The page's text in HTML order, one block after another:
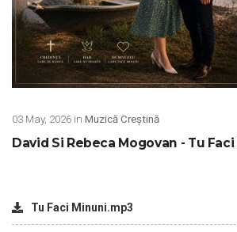
03 May, 2026 in Muzică Creștină
David Si Rebeca Mogovan - Tu
Tu Faci Minuni.mp3